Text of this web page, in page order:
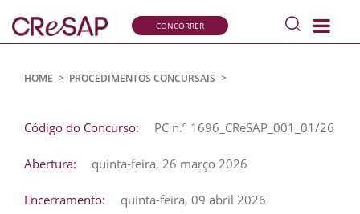
Comissão
Recrutamento
para
Administração
CONCORRER Pesquisar
HOME > PROCEDIMENTOS CONCURSAIS >
Código do Concurso: PC n.º 1696_CReSAP_001_01/26
Abertura: quinta-feira, 26 março 2026
Encerramento: quinta-feira, 09 abril 2026